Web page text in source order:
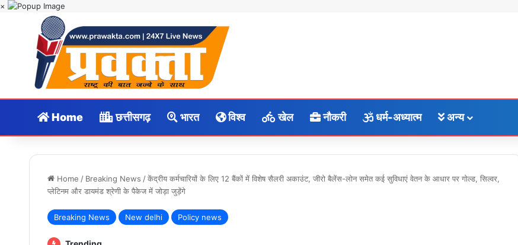
×
Home छत्तीसगढ़ भारत विश्व खेल नौकरी धर्म-अध्यात्म अन्य
Home / Breaking News / केंद्रीय कर्मचारियों के लिए 12 बैंकों में विशेष सैलरी अकाउंट, जीरो बैलेंस-लोन समेत कई सुविधाएं वेतन के आधार पर गोल्ड, सिल्वर,
प्लेटिनम और डायमंड श्रेणी के पैकेज में जोड़ा जुड़ेंगे
Breaking News New delhi Policy news